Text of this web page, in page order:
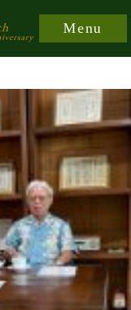
Menu